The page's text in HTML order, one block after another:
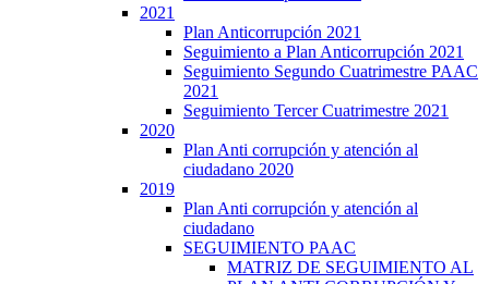
2021
Plan Anticorrupción 2021
Seguimiento a Plan Anticorrupción 2021
Seguimiento Segundo Cuatrimestre PAAC
2021
Seguimiento Tercer Cuatrimestre 2021
2020
Plan Anti corrupción y atención al
ciudadano 2020
2019
Plan Anti corrupción y atención al
ciudadano
SEGUIMIENTO PAAC
MATRIZ DE SEGUIMIENTO AL